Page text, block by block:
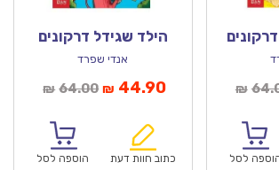
₪
לסל
הילד שגידל דרקונים
אנדי שפרד
₪ 64.00המחיר
₪64.00.
₪ 44.90המחיר
₪44.90.
כתוב חוות דעת הוספה לסל